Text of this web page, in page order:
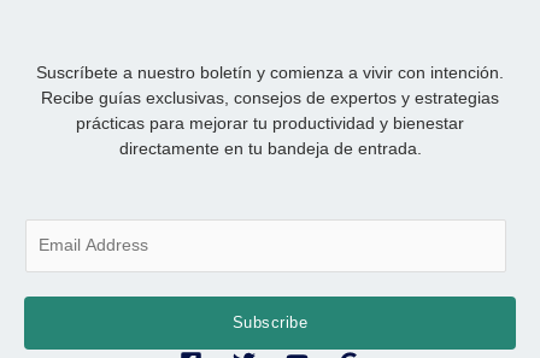
Suscríbete a nuestro boletín y comienza a vivir con intención.
Recibe guías exclusivas, consejos de expertos y estrategias
prácticas para mejorar tu productividad y bienestar
directamente en tu bandeja de entrada.
Subscribe